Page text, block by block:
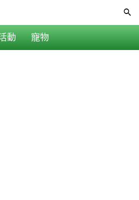
動 寵物